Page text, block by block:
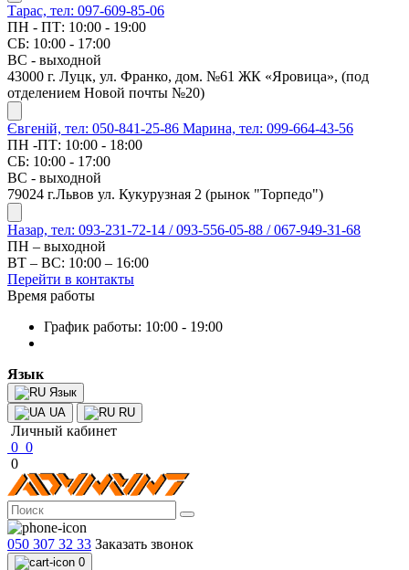
Тарас, тел: 097-609-85-06
ПН - ПТ: 10:00 - 19:00
СБ: 10:00 - 17:00
ВС - выходной
43000 г. Луцк, ул. Франко, дом. №61 ЖК «Яровица», (под
отделением Новой почты №20)
Євгеній, тел: 050-841-25-86 Марина, тел: 099-664-43-56
ПН -ПТ: 10:00 - 18:00
СБ: 10:00 - 17:00
ВС - выходной
79024 г.Львов ул. Кукурузная 2 (рынок "Торпедо")
Назар, тел: 093-231-72-14 / 093-556-05-88 / 067-949-31-68
ПН – выходной
ВТ – ВС: 10:00 – 16:00
Перейти в контакты
Время работы
График работы: 10:00 - 19:00
Язык
Язык
UA
RU
Личный кабинет
0 0
0
050 307 32 33 Заказать звонок
0